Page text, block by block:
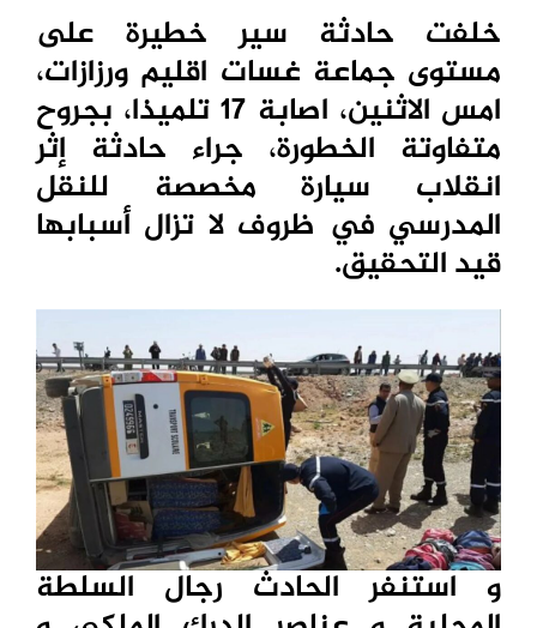
خلفت حادثة سير خطيرة على
مستوى جماعة غسات اقليم ورزازات،
امس الاثنين، اصابة 17 تلميذا، بجروح
متفاوتة الخطورة، جراء حادثة إثر
انقلاب سيارة مخصصة للنقل
المدرسي في ظروف لا تزال أسبابها
قيد التحقيق.
و استنفر الحادث رجال السلطة